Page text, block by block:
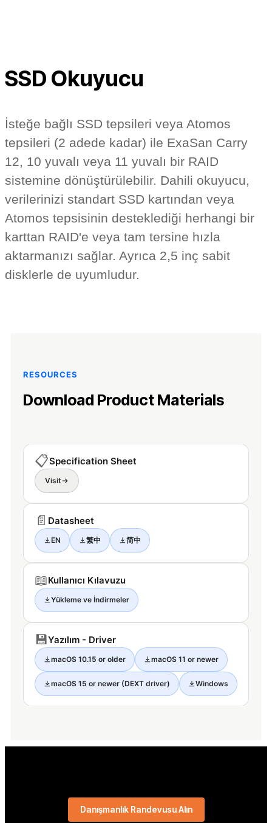
SSD Okuyucu
İsteğe bağlı SSD tepsileri veya Atomos
tepsileri (2 adede kadar) ile ExaSan Carry
12, 10 yuvalı veya 11 yuvalı bir RAID
sistemine dönüştürülebilir. Dahili okuyucu,
verilerinizi standart SSD kartından veya
Atomos tepsisinin desteklediği herhangi bir
karttan RAID'e veya tam tersine hızla
aktarmanızı sağlar. Ayrıca 2,5 inç sabit
disklerle de uyumludur.
RESOURCES
Download Product Materials
📋Specification Sheet
Visit
📄 Datasheet
EN 繁中 简中
📖Kullanıcı Kılavuzu
Yükleme ve İndirmeler
💾Yazılım - Driver
macOS 10.15 or older macOS 11 or newer
macOS 15 or newer (DEXT driver) Windows
Danışmanlık Randevusu Alın